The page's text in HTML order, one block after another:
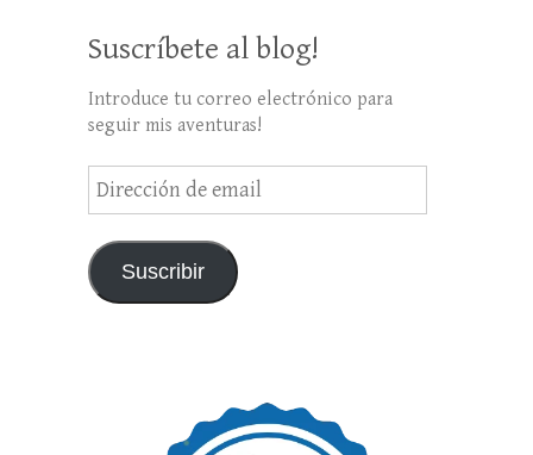
Suscríbete al blog!
Introduce tu correo electrónico para
seguir mis aventuras!
Dirección
de
Suscribir